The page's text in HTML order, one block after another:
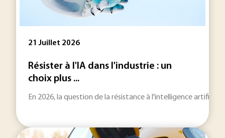
21 Juillet 2026
Résister à l'IA dans l'industrie : un
choix plus ...
En 2026, la question de la résistance à l'intelligence